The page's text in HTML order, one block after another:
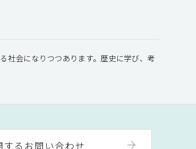
社会になりつつあります。歴史に学び、考
するお問い合わせ